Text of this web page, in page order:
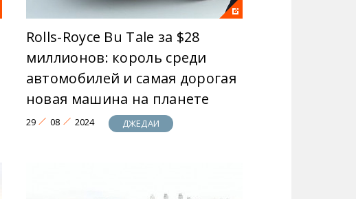
Rolls-Royce Bu Tale за $28
миллионов: король среди
автомобилей и самая дорогая
новая машина на планете
29 08 2024 ДЖЕДАИ